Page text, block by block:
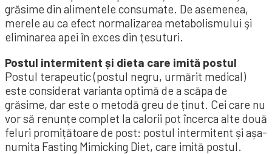
grăsime din alimentele consumate. De ase­menea,
merele au ca efect normalizarea meta­bolismului şi
eliminarea apei în exces din ţesu­turi.
Postul intermitent și dieta care imită postul
Postul terapeutic (postul negru, urmărit medi­cal)
este considerat varianta optimă de a scăpa de
grăsime, dar este o metodă greu de ținut. Cei care nu
vor să renunțe complet la calorii pot încerca alte două
feluri promițătoare de post: postul intermitent și așa-
numita Fasting Mimicking Diet, care imită postul.